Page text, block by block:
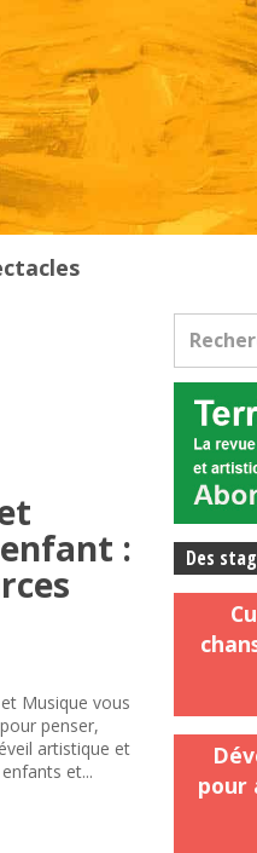
:
Musique vous
penser,
artistique et
et...
Des
pour